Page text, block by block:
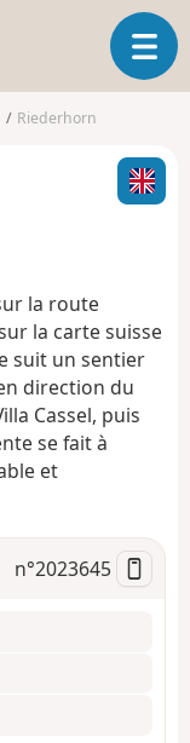
O
u
i
r
l
i
g
Riederhorn
la route
la carte suisse
suit un sentier
direction du
Cassel, puis
se fait à
et
n°2023645